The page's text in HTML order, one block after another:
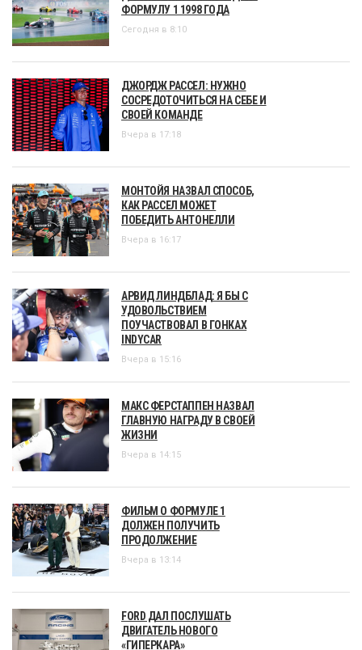
ФОРМУЛУ 1 1998 ГОДА
Сегодня в 8:10
ДЖОРДЖ РАССЕЛ: НУЖНО
СОСРЕДОТОЧИТЬСЯ НА СЕБЕ И
СВОЕЙ КОМАНДЕ
Вчера в 17:18
МОНТОЙЯ НАЗВАЛ СПОСОБ,
КАК РАССЕЛ МОЖЕТ
ПОБЕДИТЬ АНТОНЕЛЛИ
Вчера в 16:17
АРВИД ЛИНДБЛАД: Я БЫ С
УДОВОЛЬСТВИЕМ
ПОУЧАСТВОВАЛ В ГОНКАХ
INDYCAR
Вчера в 15:16
МАКС ФЕРСТАППЕН НАЗВАЛ
ГЛАВНУЮ НАГРАДУ В СВОЕЙ
ЖИЗНИ
Вчера в 14:15
ФИЛЬМ О ФОРМУЛЕ 1
ДОЛЖЕН ПОЛУЧИТЬ
ПРОДОЛЖЕНИЕ
Вчера в 13:14
FORD ДАЛ ПОСЛУШАТЬ
ДВИГАТЕЛЬ НОВОГО
«ГИПЕРКАРА»